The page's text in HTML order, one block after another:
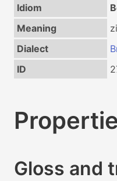
Idiom
Meaning
Dialect
ID
Gloss and